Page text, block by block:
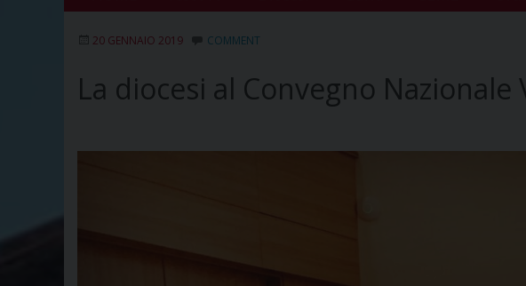
20 GENNAIO 2019 COMMENT
La diocesi al Convegno Nazionale